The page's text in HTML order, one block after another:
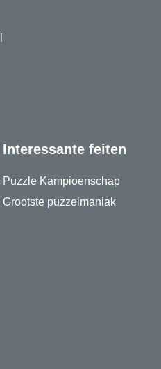
Interessante feiten
Puzzle Kampioenschap
Grootste puzzelmaniak